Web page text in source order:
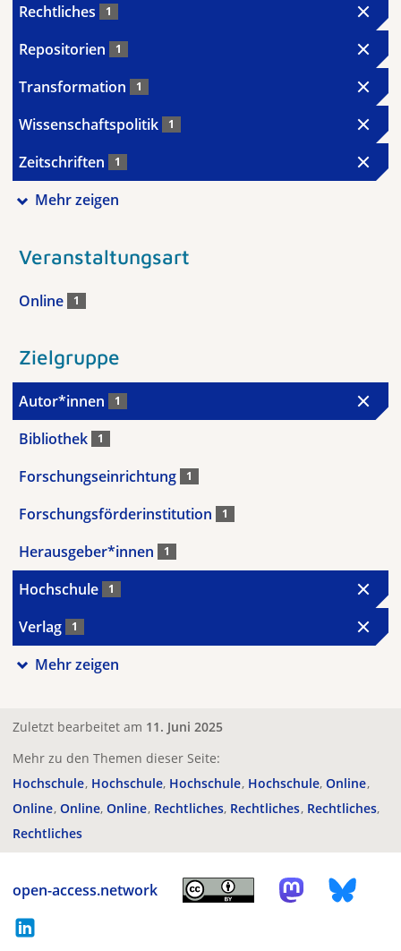
Rechtliches 1
Repositorien 1
Transformation 1
Wissenschaftspolitik 1
Zeitschriften 1
Mehr zeigen
Veranstaltungsart
Online 1
Zielgruppe
Autor*innen 1
Bibliothek 1
Forschungseinrichtung 1
Forschungsförderinstitution 1
Herausgeber*innen 1
Hochschule 1
Verlag 1
Mehr zeigen
Zuletzt bearbeitet am 11. Juni 2025
Mehr zu den Themen dieser Seite:
Hochschule Hochschule Hochschule Hochschule Online
Online Online Online Rechtliches Rechtliches Rechtliches
Rechtliches
open-access.network